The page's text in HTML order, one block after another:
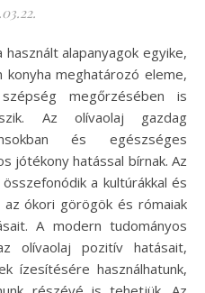
meghatározó eleme,
megőrzésében is
Az olívaolaj gazdag
és egészséges
jótékony hatással bírnak. Az
a kultúrákkal és
az ókori görögök és rómaiak
A modern tudományos
olívaolaj pozitív hatásait,
ízesítésére használhatunk,